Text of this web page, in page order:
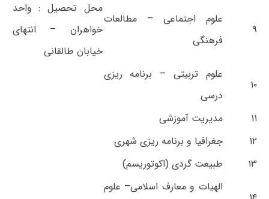
۹
علوم اجتماعی – مطالعات
فرهنگی
محل تحصیل : واحد
خواهران – انتهای
خیابان طالقانی
۱۰
علوم تربیتی – برنامه ریزی
درسی
۱۱
مدیریت آموزشی
۱۲
جغرافیا و برنامه ریزی شهری
۱۳
طبیعت گردی (اکوتوریسم)
الهیات و معارف اسلامی– علوم